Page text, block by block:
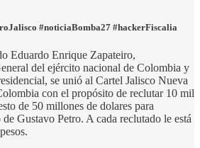
#noticiaBomba27 #hackerFiscalia
Eduardo Enrique Zapateiro,
del ejército nacional de Colombia y
se unió al Cartel Jalisco Nueva
con el propósito de reclutar 10 mil
de 50 millones de dolares para
Gustavo Petro. A cada reclutado le está